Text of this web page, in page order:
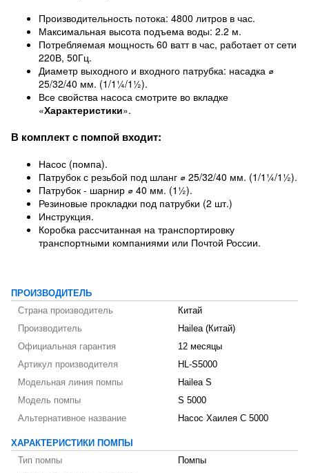
Производительность потока: 4800 литров в час.
Максимальная высота подъема воды: 2.2 м.
Потребляемая мощность 60 ватт в час, работает от сети
220В, 50Гц.
Диаметр выходного и входного патрубка: насадка ⌀
25/32/40 мм. (1/1¼/1½).
Все свойства насоса смотрите во вкладке
«Характеристики».
В комплект с помпой входит:
Насос (помпа).
Патрубок с резьбой под шланг ⌀ 25/32/40 мм. (1/1¼/1½).
Патрубок - шарнир ⌀ 40 мм. (1½).
Резиновые прокладки под патрубки (2 шт.)
Инструкция.
Коробка рассчитанная на транспортировку
транспортными компаниями или Почтой России.
ПРОИЗВОДИТЕЛЬ
Страна производитель
Китай
Производитель
Hailea (Китай)
Официальная гарантия
12 месяцы
Артикул производителя
HL-S5000
Модельная линия помпы
Hailea S
Модель помпы
S 5000
Альтернативное название
Насос Хаилея С 5000
ХАРАКТЕРИСТИКИ ПОМПЫ
Тип помпы
Помпы